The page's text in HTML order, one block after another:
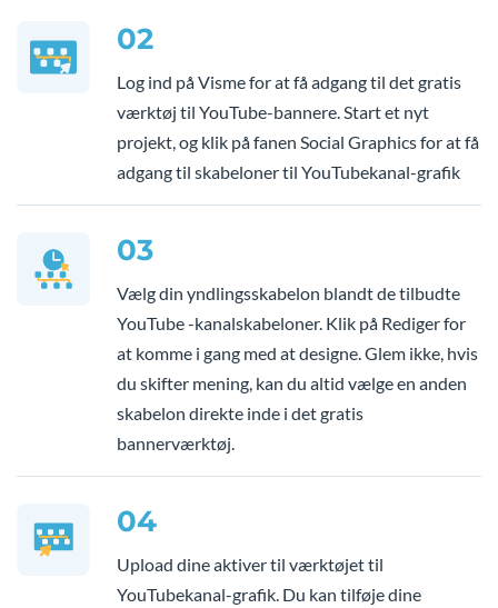
02
Log ind på Visme for at få adgang til det gratis
værktøj til YouTube-bannere. Start et nyt
projekt, og klik på fanen Social Graphics for at få
adgang til skabeloner til YouTubekanal-grafik
03
Vælg din yndlingsskabelon blandt de tilbudte
YouTube -kanalskabeloner. Klik på Rediger for
at komme i gang med at designe. Glem ikke, hvis
du skifter mening, kan du altid vælge en anden
skabelon direkte inde i det gratis
bannerværktøj.
04
Upload dine aktiver til værktøjet til
YouTubekanal-grafik. Du kan tilføje dine